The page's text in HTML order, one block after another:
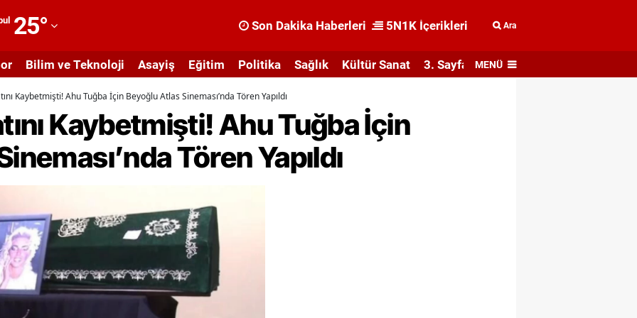
25° Son Dakika Haberleri 5N1K İçerikleri Ara
Bilim ve Teknoloji Asayiş Eğitim Politika Sağlık Kültür Sanat 3. Sayfa MENÜ
Kaybetmişti! Ahu Tuğba İçin Beyoğlu Atlas Sineması’nda Tören Yapıldı
Kaybetmişti! Ahu Tuğba İçin
Tören Yapıldı